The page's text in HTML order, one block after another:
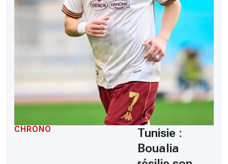
CHRONO
Tunisie :
Boualia